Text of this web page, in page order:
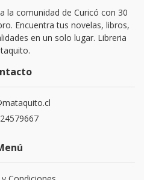
la comunidad de Curicó con 30
Encuentra tus novelas, libros,
en un solo lugar. Libreria